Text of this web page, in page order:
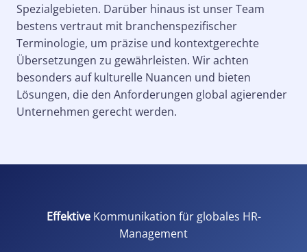
Spezialgebieten. Darüber hinaus ist unser Team
bestens vertraut mit branchenspezifischer
Terminologie, um präzise und kontextgerechte
Übersetzungen zu gewährleisten. Wir achten
besonders auf kulturelle Nuancen und bieten
Lösungen, die den Anforderungen global agierender
Unternehmen gerecht werden.
EffektiveKommunikation für globales HR-
Management